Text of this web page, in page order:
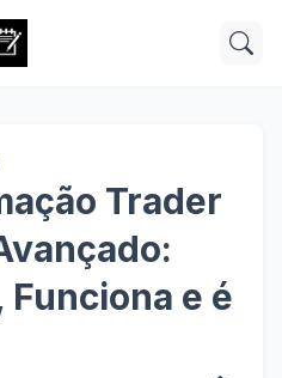
Trader
Funciona e é